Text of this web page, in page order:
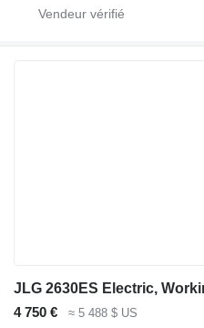
4 750 € ≈ 5 488 $ US